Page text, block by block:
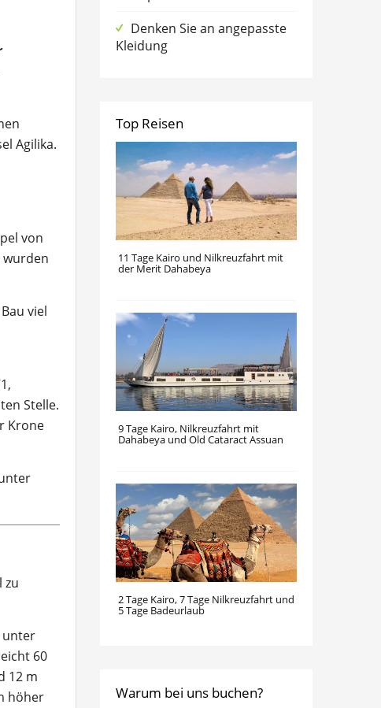
Agilika.
von
wurden
viel
Stelle.
Krone
zu
unter
60
12 m
höher
Denken Sie an angepasste
Kleidung
Top Reisen
11 Tage Kairo und Nilkreuzfahrt mit
der Merit Dahabeya
9 Tage Kairo, Nilkreuzfahrt mit
Dahabeya und Old Cataract Assuan
2 Tage Kairo, 7 Tage Nilkreuzfahrt und
5 Tage Badeurlaub
Warum bei uns buchen?